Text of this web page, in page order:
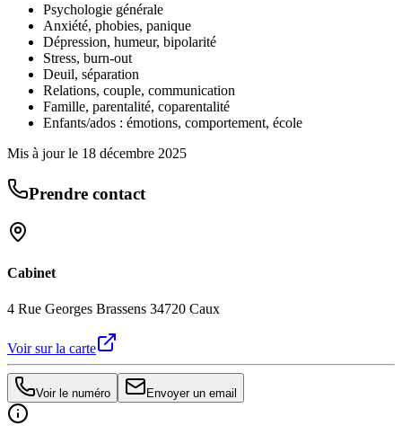
Psychologie générale
Anxiété, phobies, panique
Dépression, humeur, bipolarité
Stress, burn-out
Deuil, séparation
Relations, couple, communication
Famille, parentalité, coparentalité
Enfants/ados : émotions, comportement, école
Mis à jour le 18 décembre 2025
Prendre contact
Cabinet
4 Rue Georges Brassens 34720 Caux
Voir sur la carte
Voir le numéro Envoyer un email